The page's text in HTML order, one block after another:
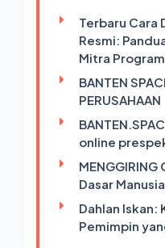
Terbaru Cara
Resmi:
Mitra
BANTEN
PERUSAHAAN
online
MENGGIRING
Dasar Manusia
Dahlan Iskan:
Pemimpin